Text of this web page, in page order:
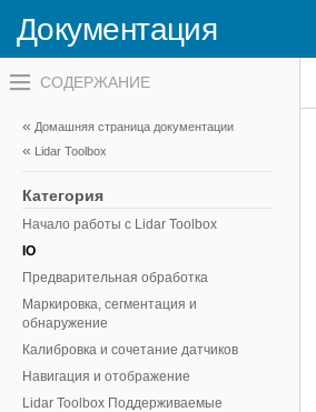
Документация
Переключатель
навигационного
вне
холста
переключатель
меню
вне
холста
Домашняя страница документации
Lidar Toolbox
Категория
Начало работы с Lidar Toolbox
IO
Предварительная обработка
Маркировка, сегментация и
обнаружение
Калибровка и cочетание датчиков
Навигация и отображение
Lidar Toolbox Поддерживаемые